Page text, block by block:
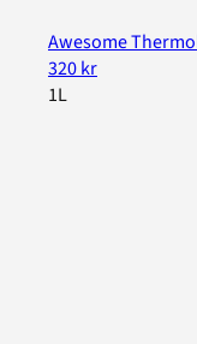
Awesome
320 kr
1L